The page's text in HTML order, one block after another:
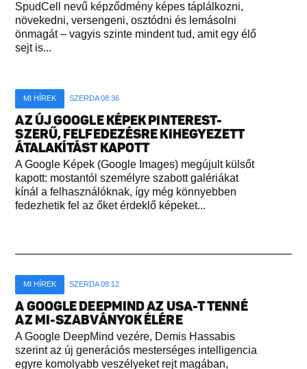
SpudCell nevű képződmény képes táplálkozni,
növekedni, versengeni, osztódni és lemásolni
önmagát – vagyis szinte mindent tud, amit egy élő
sejt is...
MI HÍREK SZERDA 08:36
AZ ÚJ GOOGLE KÉPEK PINTEREST-
SZERŰ, FELFEDEZÉSRE KIHEGYEZETT
ÁTALAKÍTÁST KAPOTT
A Google Képek (Google Images) megújult külsőt
kapott: mostantól személyre szabott galériákat
kínál a felhasználóknak, így még könnyebben
fedezhetik fel az őket érdeklő képeket...
MI HÍREK SZERDA 08:12
A GOOGLE DEEPMIND AZ USA-T TENNÉ
AZ MI-SZABVÁNYOK ÉLÉRE
A Google DeepMind vezére, Demis Hassabis
szerint az új generációs mesterséges intelligencia
egyre komolyabb veszélyeket rejt magában,